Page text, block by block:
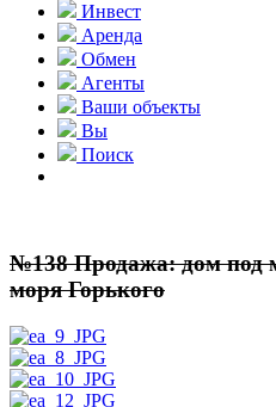
Инвест
Аренда
Обмен
Агенты
Ваши объекты
Вы
Поиск
№138 Продажа: дом под
моря Горького